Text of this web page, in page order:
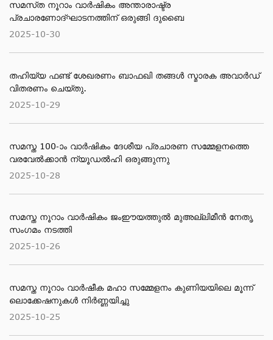
സമസ്​ത നൂറാം വാര്‍ഷികം അന്താരാഷ്ട്ര
പ്രചാരണോദ്ഘാടനത്തിന് ഒരുങ്ങി ദുബൈ
2025-10-30
തഹിയ്യ ഫണ്ട് ശേഖരണം ബാഫഖി തങ്ങൾ സ്മാരക അവാർഡ്
വിതരണം ചെയ്തു.
2025-10-29
സമസ്ത 100-ാം വാർഷികം ദേശീയ പ്രചാരണ സമ്മേളനത്തെ
വരവേൽക്കാൻ ന്യൂഡൽഹി ഒരുങ്ങുന്നു
2025-10-28
സമസ്ത നൂറാം വാർഷികം ജംഈയത്തുൽ മുഅല്ലിമീൻ നേതൃ
സംഗമം നടത്തി
2025-10-26
സമസ്ത നൂറാം വാർഷീക മഹാ സമ്മേളനം കുണിയയിലെ മൂന്ന്
ലൊക്കേഷനുകൾ നിർണ്ണയിച്ചു
2025-10-25